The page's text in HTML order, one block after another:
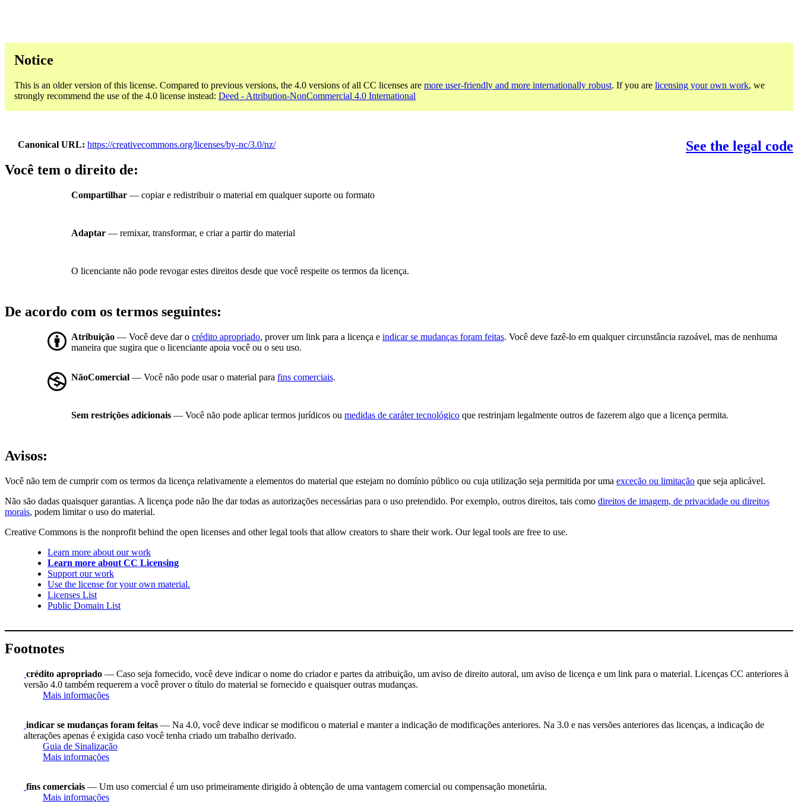
Notice
This is an older version of this license. Compared to previous versions, the 4.0 versions of all CC licenses are more user-friendly and more internationally robust. If you are licensing your own work, we
strongly recommend the use of the 4.0 license instead: Deed - Attribution-NonCommercial 4.0 International
Canonical URL https://creativecommons.org/licenses/by-nc/3.0/nz/
See the legal code
Você tem o direito de:
Compartilhar — copiar e redistribuir o material em qualquer suporte ou formato
Adaptar — remixar, transformar, e criar a partir do material
O licenciante não pode revogar estes direitos desde que você respeite os termos da licença.
De acordo com os termos seguintes:
Atribuição — Você deve dar o crédito apropriado, prover um link para a licença e indicar se mudanças foram feitas. Você deve fazê-lo em qualquer circunstância razoável, mas de nenhuma
maneira que sugira que o licenciante apoia você ou o seu uso.
NãoComercial — Você não pode usar o material para fins comerciais.
Sem restrições adicionais — Você não pode aplicar termos jurídicos ou medidas de caráter tecnológico que restrinjam legalmente outros de fazerem algo que a licença permita.
Avisos:
Você não tem de cumprir com os termos da licença relativamente a elementos do material que estejam no domínio público ou cuja utilização seja permitida por uma exceção ou limitação que seja aplicável.
Não são dadas quaisquer garantias. A licença pode não lhe dar todas as autorizações necessárias para o uso pretendido. Por exemplo, outros direitos, tais como direitos de imagem, de privacidade ou direitos
morais, podem limitar o uso do material.
Creative Commons is the nonprofit behind the open licenses and other legal tools that allow creators to share their work. Our legal tools are free to use.
Learn more about our work
Learn more about CC Licensing
Support our work
Use the license for your own material.
Licenses List
Public Domain List
Footnotes
crédito apropriado — Caso seja fornecido, você deve indicar o nome do criador e partes da atribuição, um aviso de direito autoral, um aviso de licença e um link para o material. Licenças CC anteriores à
versão 4.0 também requerem a você prover o título do material se fornecido e quaisquer outras mudanças.
Mais informações
indicar se mudanças foram feitas — Na 4.0, você deve indicar se modificou o material e manter a indicação de modificações anteriores. Na 3.0 e nas versões anteriores das licenças, a indicação de
alterações apenas é exigida caso você tenha criado um trabalho derivado.
Guia de Sinalização
Mais informações
fins comerciais — Um uso comercial é um uso primeiramente dirigido à obtenção de uma vantagem comercial ou compensação monetária.
Mais informações